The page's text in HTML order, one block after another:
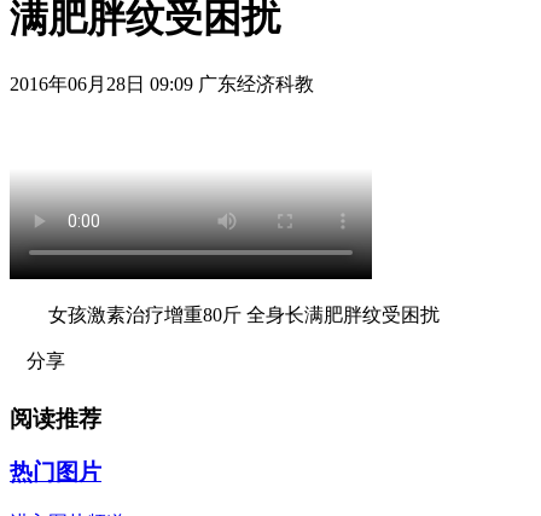
满肥胖纹受困扰
2016年06月28日 09:09 广东经济科教
女孩激素治疗增重80斤 全身长满肥胖纹受困扰
分享
阅读推荐
热门图片